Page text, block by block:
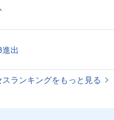
出
ランキングをもっと見る